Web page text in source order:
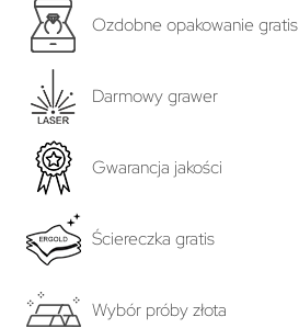
Ozdobne opakowanie gratis
Darmowy grawer
Gwarancja jakości
Ściereczka gratis
Wybór próby złota